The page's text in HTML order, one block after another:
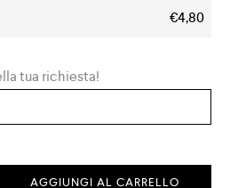
€4,80
tua richiesta!
AGGIUNGI AL CARRELLO